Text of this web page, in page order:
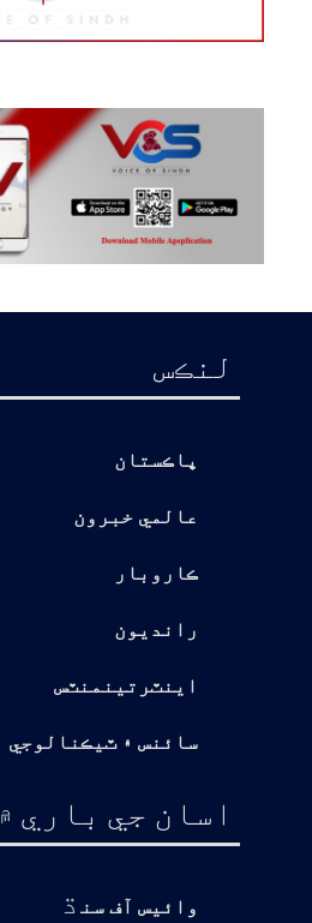
لنڪس
پاڪستان
عالمي خبرون
ڪاروبار
رانديون
اينٽرتينمنٽس
سائنس ۽ ٽيڪنالوجي
اسان جي باري ۾
وائيس آف سن ڌ